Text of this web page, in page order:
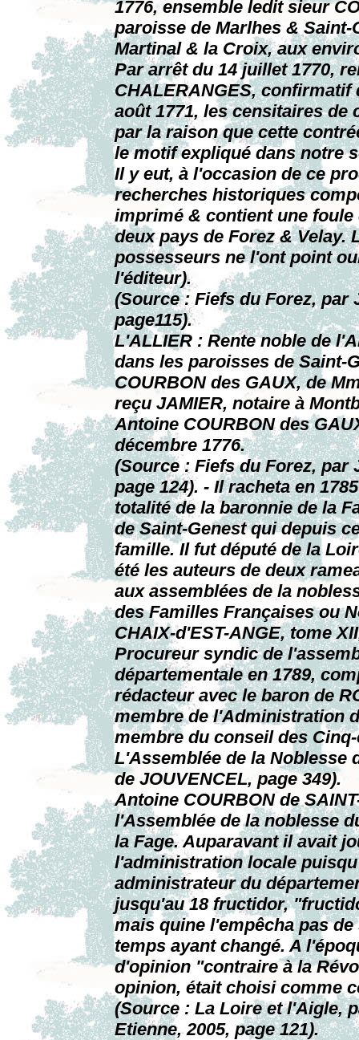
1776, ensemble ledit sieur
paroisse de Marlhes & Saint-
Martinal & la Croix, aux
Par arrêt du 14 juillet 1770,
CHALERANGES, confirmatif
août 1771, les censitaires
par la raison que cette
le motif expliqué dans notre
Il y eut, à l'occasion de ce
recherches historiques
imprimé & contient une
deux pays de Forez & Velay.
possesseurs ne l'ont point
l'éditeur).
(Source : Fiefs du Forez, par
page115).
L'ALLIER : Rente noble de
dans les paroisses de Saint-
COURBON des GAUX, de
reçu JAMIER, notaire à
Antoine COURBON des
décembre 1776.
(Source : Fiefs du Forez, par
page 124). - Il racheta en
totalité de la baronnie de la
de Saint-Genest qui depuis
famille. Il fut député de la
été les auteurs de deux
aux assemblées de la
des Familles Françaises ou
CHAIX-d'EST-ANGE, tome
Procureur syndic de
départementale en 1789,
rédacteur avec le baron de
membre de l'Administration
membre du conseil des
L'Assemblée de la Noblesse
de JOUVENCEL, page 349).
Antoine COURBON de
l'Assemblée de la noblesse
la Fage. Auparavant il avait
l'administration locale
administrateur du
jusqu'au 18 fructidor,
mais quine l'empêcha pas
temps ayant changé. A
d'opinion "contraire à la
opinion, était choisi comme
(Source : La Loire et l'Aigle,
Etienne, 2005, page 121).